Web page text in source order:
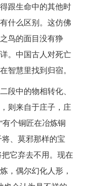
跟生命中的其他时
什么区别。这仿佛
鸟的面目没有狰
。中国古人对死亡
智慧里找到归宿。
段中的物相转化、
则来自于庄子，庄
个铜匠在冶炼铜
、莫邪那样的宝
它弃去不用。现在
，偶尔幻化人形，